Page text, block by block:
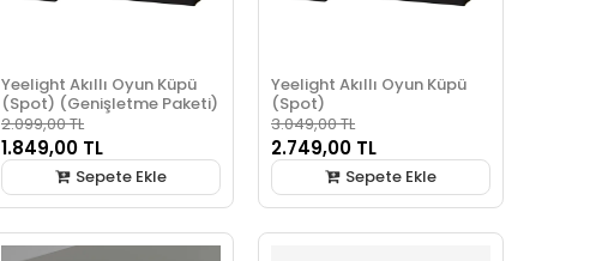
Yeelight Akıllı Oyun Küpü
(Spot) (Genişletme Paketi)
2.099,00 TL
1.849,00 TL
Sepete Ekle
Yeelight Akıllı Oyun Küpü
(Spot)
3.049,00 TL
2.749,00 TL
Sepete Ekle